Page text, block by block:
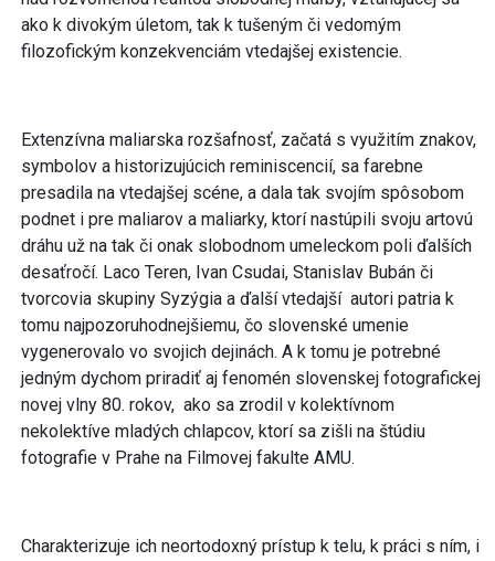
ako k divokým úletom, tak k tušeným či vedomým
filozofickým konzekvenciám vtedajšej existencie.
Extenzívna maliarska rozšafnosť, začatá s využitím znakov,
symbolov a historizujúcich reminiscencií, sa farebne
presadila na vtedajšej scéne, a dala tak svojím spôsobom
podnet i pre maliarov a maliarky, ktorí nastúpili svoju artovú
dráhu už na tak či onak slobodnom umeleckom poli ďalších
desaťročí. Laco Teren, Ivan Csudai, Stanislav Bubán či
tvorcovia skupiny Syzýgia a ďalší vtedajší autori patria k
tomu najpozoruhodnejšiemu, čo slovenské umenie
vygenerovalo vo svojich dejinách. A k tomu je potrebné
jedným dychom priradiť aj fenomén slovenskej fotografickej
novej vlny 80. rokov, ako sa zrodil v kolektívnom
nekolektíve mladých chlapcov, ktorí sa zišli na štúdiu
fotografie v Prahe na Filmovej fakulte AMU.
Charakterizuje ich neortodoxný prístup k telu, k práci s ním, i